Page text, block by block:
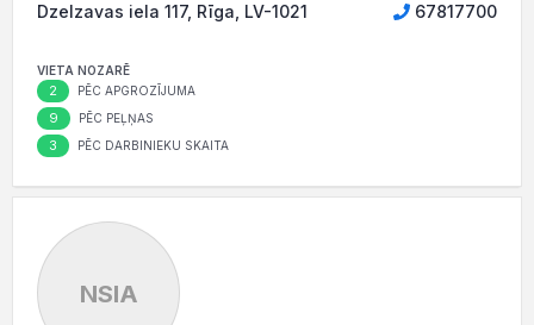
Dzelzavas iela 117, Rīga, LV-1021 67817700
VIETA NOZARĒ
2 PĒC APGROZĪJUMA
9 PĒC PEĻŅAS
3 PĒC DARBINIEKU SKAITA
NSIA